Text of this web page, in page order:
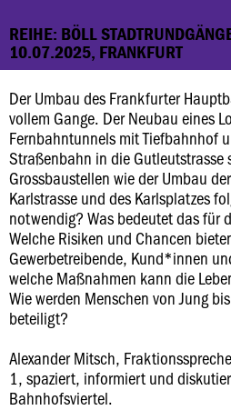
REIHE: BÖLL
10.07.2025, FRANKFURT
Der Umbau des Frankfurter
vollem Gange. Der Neubau eines
Fernbahntunnels mit Tiefbahnhof
Straßenbahn in die Gutleutstrasse
Grossbaustellen wie der Umbau
Karlstrasse und des Karlsplatzes
notwendig? Was bedeutet das für
Welche Risiken und Chancen
Gewerbetreibende, Kund*innen
welche Maßnahmen kann die
Wie werden Menschen von Jung
beteiligt?
Alexander Mitsch,
1, spaziert, informiert und
Bahnhofsviertel.